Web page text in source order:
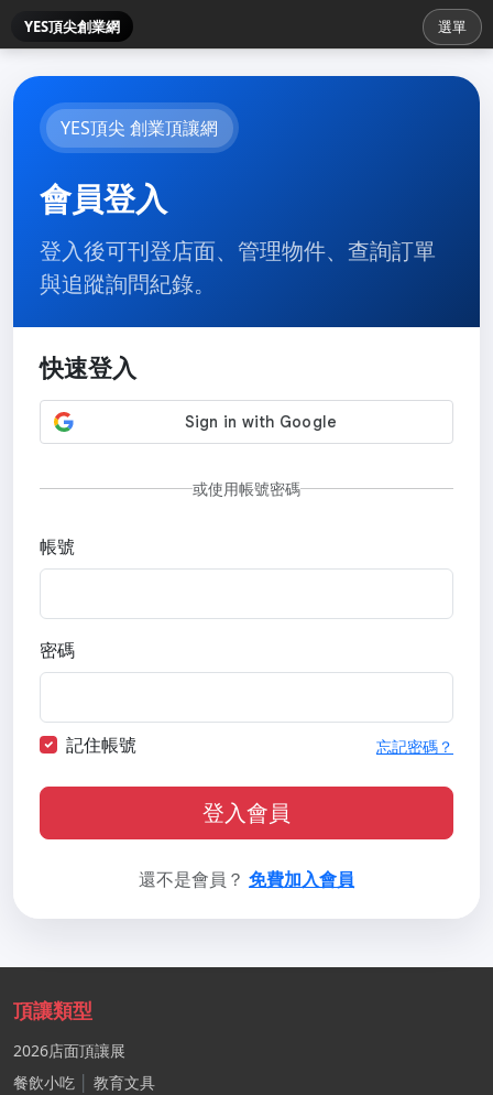
YES頂尖創業網 選單
YES頂尖 創業頂讓網
會員登入
登入後可刊登店面、管理物件、查詢訂單
與追蹤詢問紀錄。
快速登入
或使用帳號密碼
帳號
密碼
記住帳號 忘記密碼？
登入會員
還不是會員？ 免費加入會員
頂讓類型
2026店面頂讓展
餐飲小吃
教育文具